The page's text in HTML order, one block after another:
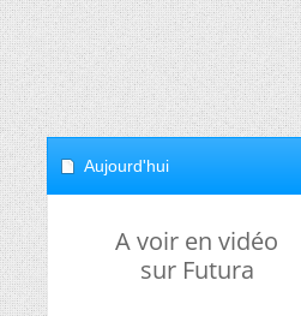
Aujourd'hui
A voir en vidéo
sur Futura